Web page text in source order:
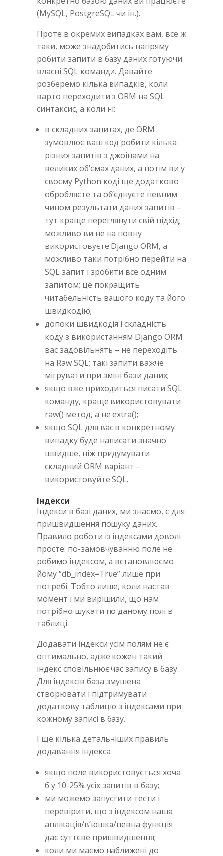
(MySQL, PostgreSQL чи ін.).
Проте в окремих випадках вам, все ж
таки, може знадобитись напряму
робити запити в базу даних готуючи
власні SQL команди. Давайте
розберемо кілька випадків, коли
варто переходити з ORM на SQL
синтаксис, а коли ні:
в складних запитах, де ORM
зумовлює ваш код робити кілька
різних запитів з джоінами на
великих об’ємах даних, а потім ви у
своєму Python коді ще додатково
обробляєте та об’єднуєте певним
чином результати даних запитів –
тут краще переглянути свій підхід;
можливо ви не на повну
використовуєте Django ORM, а
можливо таки потрібно перейти на
SQL запит і зробити все одним
запитом; це покращить
читабельність вашого коду та його
швидкодію;
допоки швидкодія і складність
коду з використанням Django ORM
вас задовільнять – не переходіть
на Raw SQL; такі запити важче
мігрувати при зміні бази даних;
якщо вже приходиться писати SQL
команду, краще використовувати
raw() метод, а не extra();
якщо SQL для ваc в конкретному
випадку буде написати значно
швидше, ніж придумувати
складний ORM варіант –
використовуйте SQL.
Індекси
Індекси в базі даних, ми знаємо, є для
пришвидшення пошуку даних.
Правило роботи із індексами доволі
просте: по-замовчуванню поле не
робимо індексом, а встановлюємо
йому “db_index=True” лише при
потребі. Тобто лише, коли настав
момент і ми вирішили, що нам
потрібно шукати по даному полі в
таблиці.
Додавати індекси усім полям не є
оптимально, адже кожен такий
індекс сповільнює час запису в базу.
Для індексів база змушена
створювати і підтримувати
додаткову таблицю з індексами при
кожному записі в базу.
І ще кілька детальніших правиль
додавання індекса:
якщо поле використовується хоча
б у 10-25% усіх запитів в базу;
ми можемо запустити тести і
перевірити, що з індексом наша
аплікація/в’юшка/певна функція
дає суттєве пришвидшення;
коли ми маємо наближені до